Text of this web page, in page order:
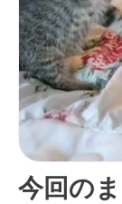
今回の